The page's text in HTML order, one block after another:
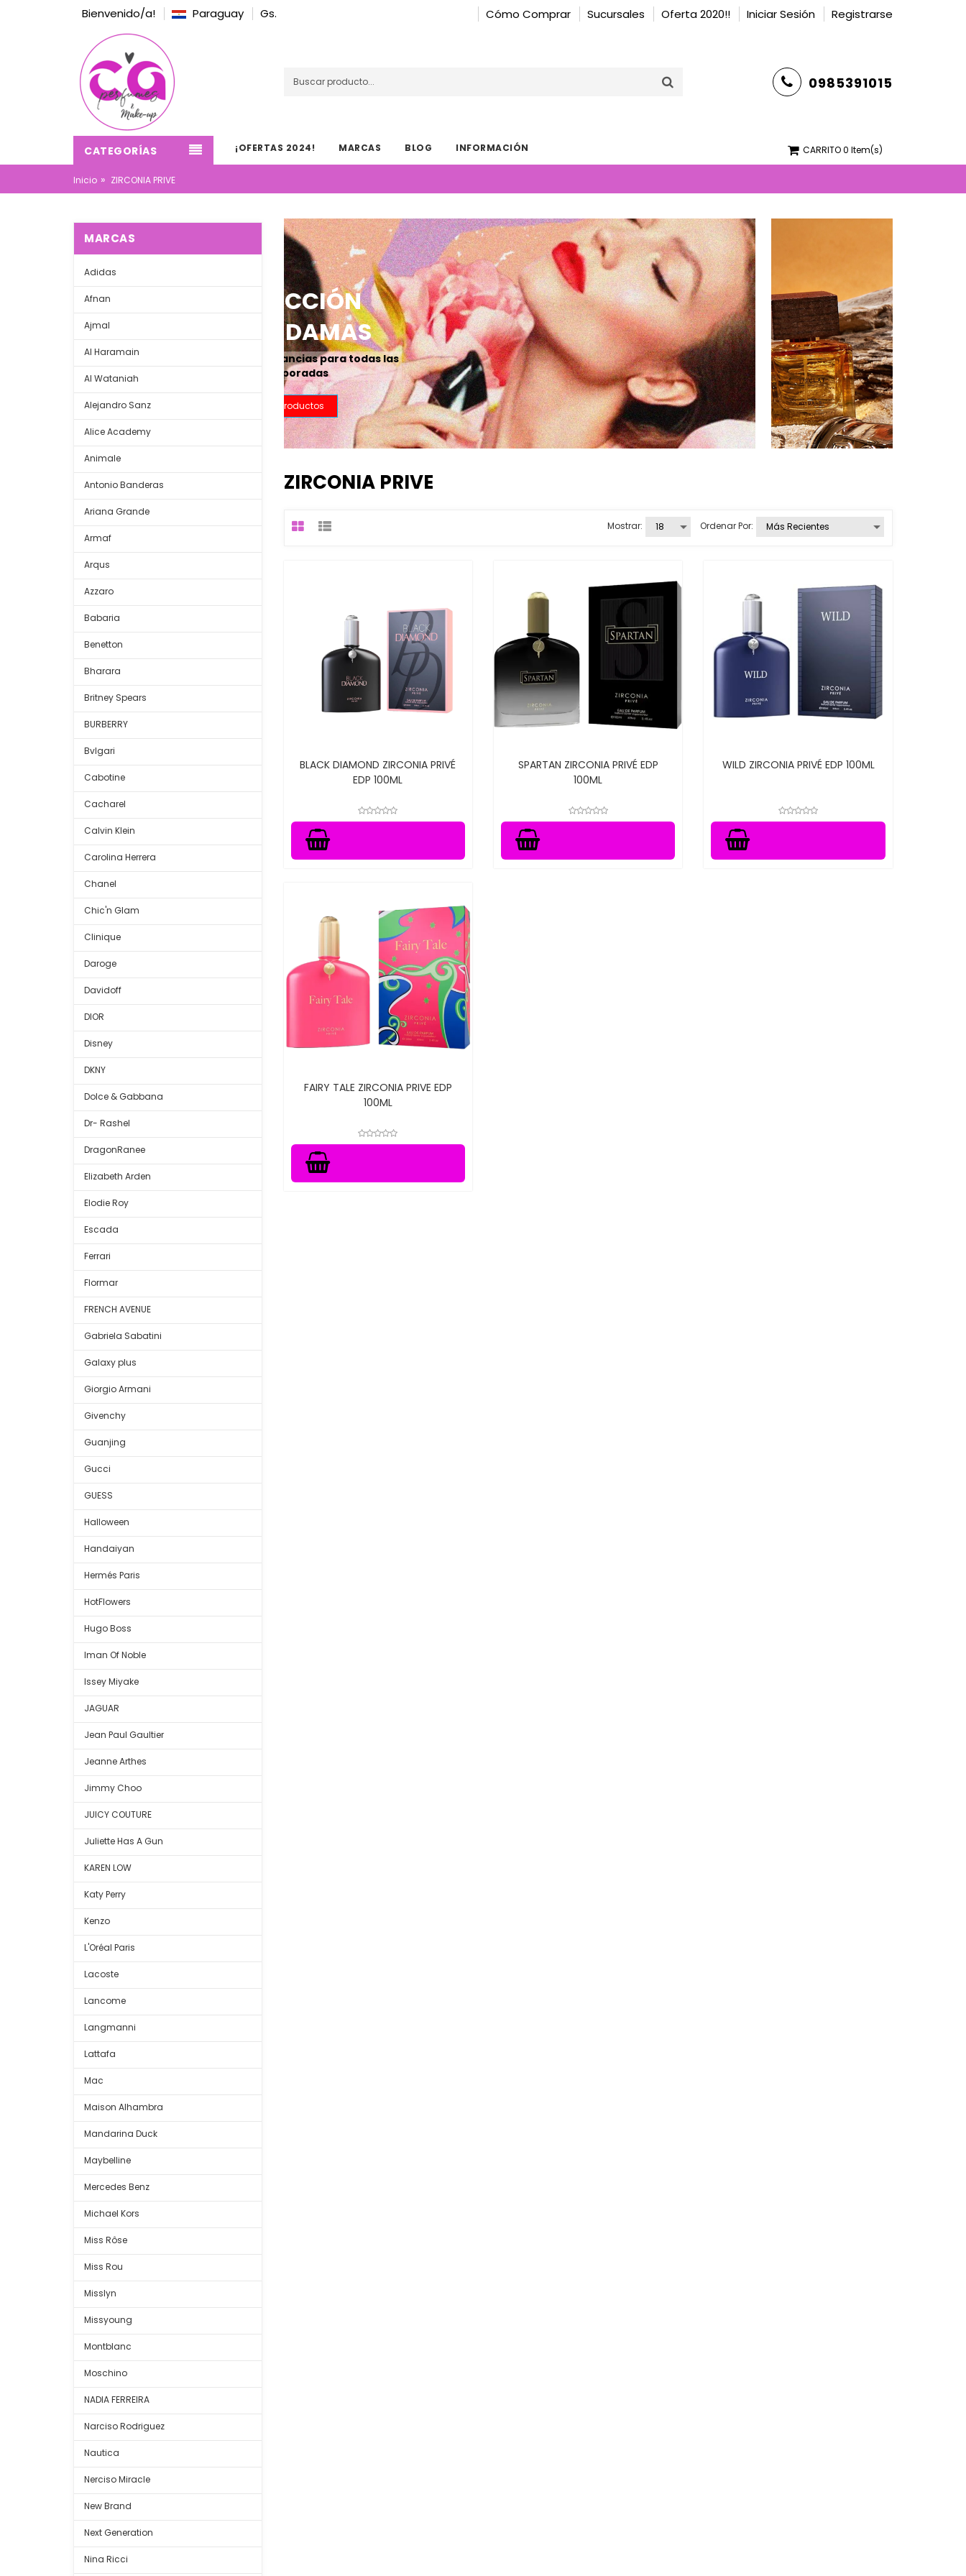
Bienvenido/a! Paraguay Gs. Cómo Comprar Sucursales Oferta 2020!! Iniciar Sesión Registrarse
0985391015
CATEGORÍAS ¡OFERTAS 2024! MARCAS BLOG INFORMACIÓN CARRITO0 Item(s)
Inicio » ZIRCONIA PRIVE
ZIRCONIA PRIVE
Mostrar: Ordenar Por:
BLACK DIAMOND ZIRCONIA PRIVÉ
EDP 100ML
SPARTAN ZIRCONIA PRIVÉ EDP
100ML
WILD ZIRCONIA PRIVÉ EDP 100ML
FAIRY TALE ZIRCONIA PRIVE EDP
100ML
MARCAS
Adidas
Afnan
Ajmal
Al Haramain
Al Wataniah
Alejandro Sanz
Alice Academy
Animale
Antonio Banderas
Ariana Grande
Armaf
Arqus
Azzaro
Babaria
Benetton
Bharara
Britney Spears
BURBERRY
Bvlgari
Cabotine
Cacharel
Calvin Klein
Carolina Herrera
Chanel
Chic'n Glam
Clinique
Daroge
Davidoff
DIOR
Disney
DKNY
Dolce & Gabbana
Dr- Rashel
DragonRanee
Elizabeth Arden
Elodie Roy
Escada
Ferrari
Flormar
FRENCH AVENUE
Gabriela Sabatini
Galaxy plus
Giorgio Armani
Givenchy
Guanjing
Gucci
GUESS
Halloween
Handaiyan
Hermés Paris
HotFlowers
Hugo Boss
Iman Of Noble
Issey Miyake
JAGUAR
Jean Paul Gaultier
Jeanne Arthes
Jimmy Choo
JUICY COUTURE
Juliette Has A Gun
KAREN LOW
Katy Perry
Kenzo
L'Oréal Paris
Lacoste
Lancome
Langmanni
Lattafa
Mac
Maison Alhambra
Mandarina Duck
Maybelline
Mercedes Benz
Michael Kors
Miss Rôse
Miss Rou
Misslyn
Missyoung
Montblanc
Moschino
NADIA FERREIRA
Narciso Rodriguez
Nautica
Nerciso Miracle
New Brand
Next Generation
Nina Ricci